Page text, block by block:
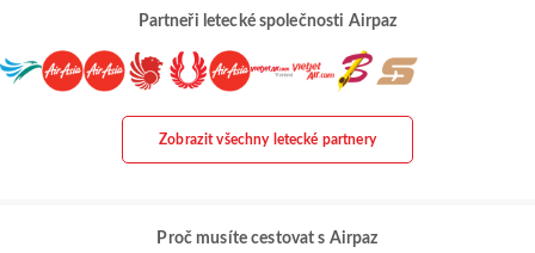
Partneři letecké společnosti Airpaz
Zobrazit všechny letecké partnery
Proč musíte cestovat s Airpaz